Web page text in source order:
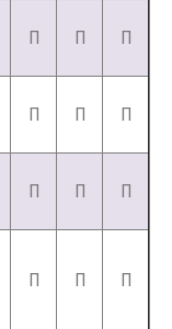
П П П
П П П
П П П
П П П